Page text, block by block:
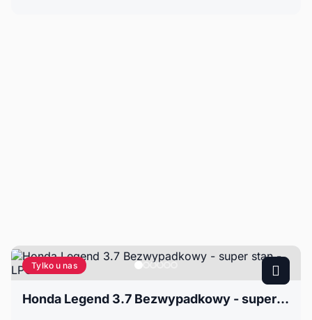
Tylko u nas
Honda Legend 3.7 Bezwypadkowy - super stan - LPG